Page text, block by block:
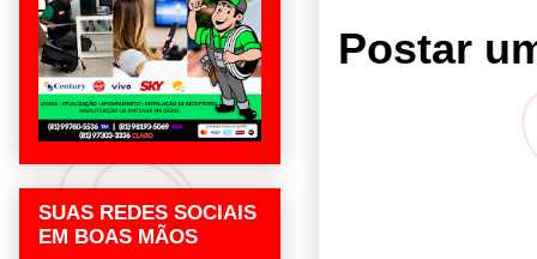
Postar
SUAS REDES SOCIAIS
EM BOAS MÃOS